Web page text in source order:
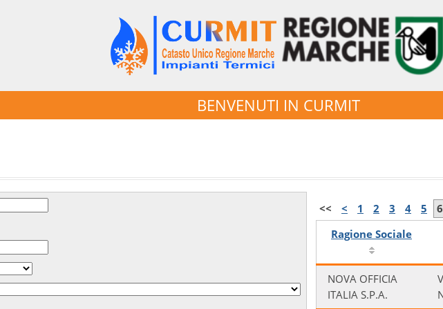
BENVENUTI IN CURMIT
<< < 1 2 3 4 5
6
Ragione Sociale
NOVA OFFICIA
ITALIA S.P.A.